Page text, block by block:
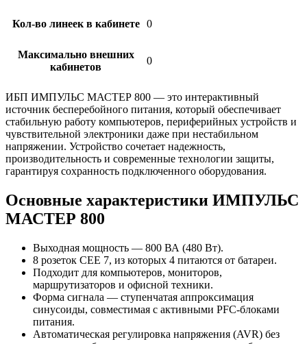
Кол-во линеек в кабинете 0
Максимально внешних
кабинетов
0
ИБП ИМПУЛЬС МАСТЕР 800 — это интерактивный
источник бесперебойного питания, который обеспечивает
стабильную работу компьютеров, периферийных устройств и
чувствительной электроники даже при нестабильном
напряжении. Устройство сочетает надежность,
производительность и современные технологии защиты,
гарантируя сохранность подключенного оборудования.
Основные характеристики ИМПУЛЬС
МАСТЕР 800
Выходная мощность — 800 ВА (480 Вт).
8 розеток CEE 7, из которых 4 питаются от батареи.
Подходит для компьютеров, мониторов,
маршрутизаторов и офисной техники.
Форма сигнала — ступенчатая аппроксимация
синусоиды, совместимая с активными PFC-блоками
питания.
Автоматическая регулировка напряжения (AVR) без